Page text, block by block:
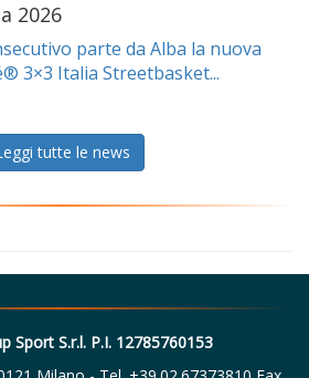
2026
parte da Alba la nuova
3×3 Italia Streetbasket...
tutte le news
Sport S.r.l. P.I. 12785760153